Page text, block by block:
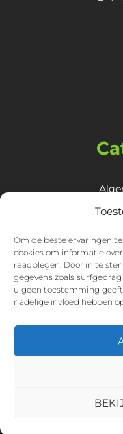
Om de beste ervaringen
cookies om informatie
raadplegen. Door in te
gegevens zoals
u geen toestemming
nadelige invloed hebben
Copyright ©